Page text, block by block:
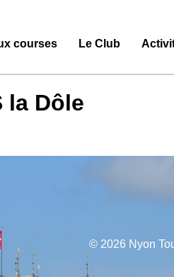
courses Le Club
la Dôle
© 2026 Nyon